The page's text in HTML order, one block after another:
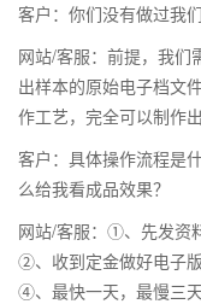
客户：你们没有做过我
网站/客服：前提，我们
出样本的原始电子档文
作工艺，完全可以制作
客户：具体操作流程是
么给我看成品效果？
网站/客服：①、先发资
②、收到定金做好电子
④、最快一天，最慢三